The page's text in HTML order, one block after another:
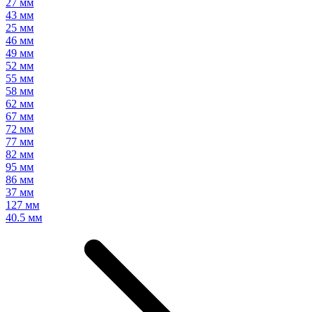
27 мм
43 мм
25 мм
46 мм
49 мм
52 мм
55 мм
58 мм
62 мм
67 мм
72 мм
77 мм
82 мм
95 мм
86 мм
37 мм
127 мм
40.5 мм